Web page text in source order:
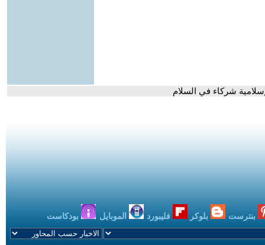
شركاء في السلام
بنترست بلوكر فليبورد الموبايل بودكاست